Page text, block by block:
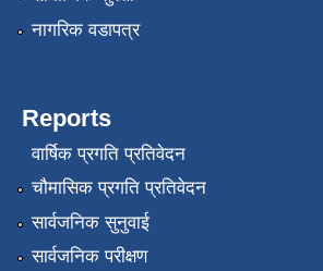
नागरिक वडापत्र
Reports
वार्षिक प्रगति प्रतिवेदन
चौमासिक प्रगति प्रतिवेदन
सार्वजनिक सुनुवाई
सार्वजनिक परीक्षण